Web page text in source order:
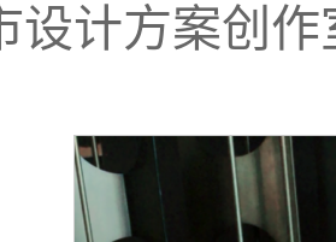
设计方案创作